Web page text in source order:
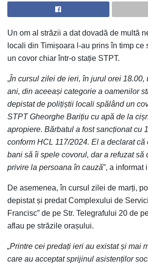
Un om al străzii a dat dovadă de multă
locali din Timișoara l-au prins în timp ce
un covor chiar într-o stație STPT.
„În cursul zilei de ieri, în jurul orei 18.00,
ani, din aceeași categorie a oamenilor
depistat de polițiștii locali spălând un
STPT Gheorghe Barițiu cu apă de la
apropiere. Bărbatul a fost sancționat cu
conform HCL 117/2024. El a declarat că
bani să îi spele covorul, dar a refuzat să
privire la persoana în cauză”, a informat
De asemenea, în cursul zilei de marți,
depistat și predat Complexului de
Francisc” de pe Str. Telegrafului 20 de
aflau pe străzile orașului.
„Printre cei predați ieri au existat și mai
care au acceptat sprijinul asistenților